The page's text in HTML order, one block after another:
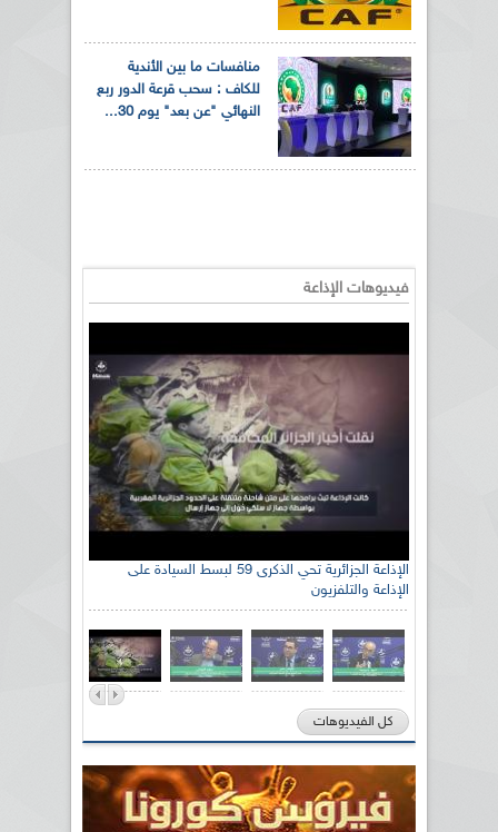
منافسات ما بين الأندية
للكاف : سحب قرعة الدور ربع
النهائي "عن بعد" يوم 30...
فيديوهات الإذاعة
الإذاعة الجزائرية تحي الذكرى 59 لبسط السيادة على
الإذاعة والتلفزيون
كل الفيديوهات